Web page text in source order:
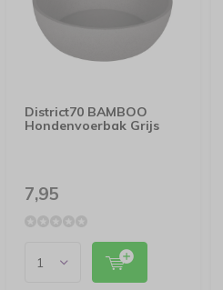
District70 BAMBOO
Hondenvoerbak Grijs
7,95